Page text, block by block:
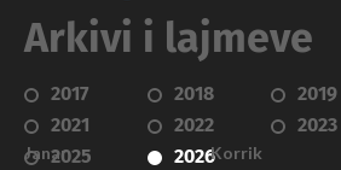
Arkivi i lajmeve
2017 2018 2019
2021
2022 2023
2025
2026
Janar
Korrik